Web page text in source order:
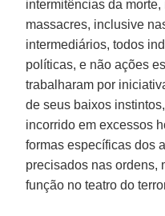
intermitências da
massacres, inclusive
intermediários, todos
políticas, e não ações
trabalharam por
de seus baixos
incorrido em excessos
formas específicas dos
precisados nas ordens,
função no teatro do